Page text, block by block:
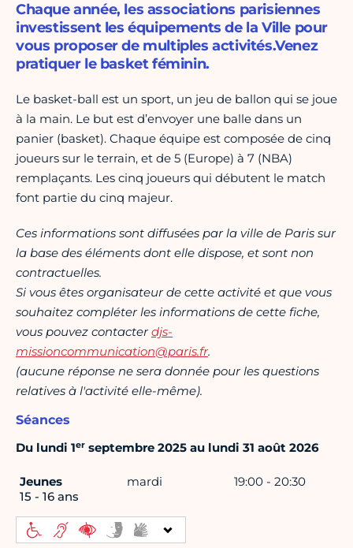
Chaque année, les associations parisiennes
investissent les équipements de la Ville pour
vous proposer de multiples activités.Venez
pratiquer le basket féminin.
Le basket-ball est un sport, un jeu de ballon qui se joue
à la main. Le but est d’envoyer une balle dans un
panier (basket). Chaque équipe est composée de cinq
joueurs sur le terrain, et de 5 (Europe) à 7 (NBA)
remplaçants. Les cinq joueurs qui débutent le match
font partie du cinq majeur.
Ces informations sont diffusées par la ville de Paris sur
la base des éléments dont elle dispose, et sont non
contractuelles.
Si vous êtes organisateur de cette activité et que vous
souhaitez compléter les informations de cette fiche,
vous pouvez contacterdjs-
missioncommunication@paris.fr.
(aucune réponse ne sera donnée pour les questions
relatives à l'activité elle-même).
Séances
Du lundi 1er septembre 2025 au lundi 31 août 2026
Jeunes
15 - 16 ans
mardi 19:00 - 20:30